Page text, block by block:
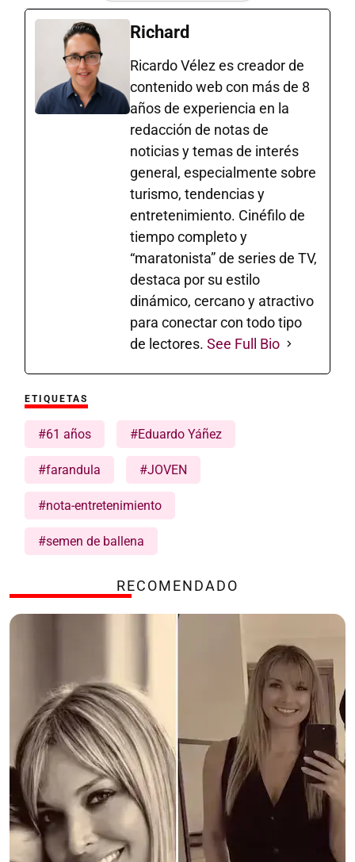
Richard
Ricardo Vélez es creador de
contenido web con más de 8
años de experiencia en la
redacción de notas de
noticias y temas de interés
general, especialmente sobre
turismo, tendencias y
entretenimiento. Cinéfilo de
tiempo completo y
“maratonista” de series de TV,
destaca por su estilo
dinámico, cercano y atractivo
para conectar con todo tipo
de lectores. See Full Bio
ETIQUETAS
#61 años #Eduardo Yáñez
#farandula #JOVEN
#nota-entretenimiento
#semen de ballena
RECOMENDADO